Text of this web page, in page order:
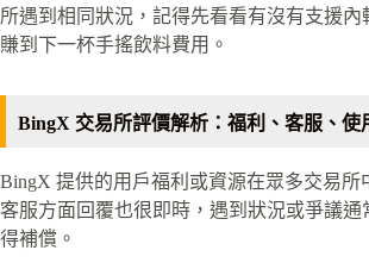
所遇到相同狀況，記得先看看有沒有支援內
賺到下一杯手搖飲料費用。
BingX 交易所評價解析：福利、客服、使
BingX 提供的用戶福利或資源在眾多交易所
客服方面回覆也很即時，遇到狀況或爭議通
得補償。